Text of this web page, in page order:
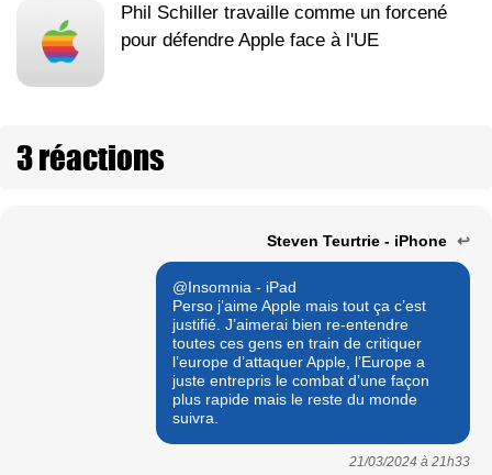
Phil Schiller travaille comme un forcené
pour défendre Apple face à l'UE
3 réactions
Steven Teurtrie - iPhone ↩
@Insomnia - iPad
Perso j’aime Apple mais tout ça c’est
justifié. J’aimerai bien re-entendre
toutes ces gens en train de critiquer
l’europe d’attaquer Apple, l’Europe a
juste entrepris le combat d’une façon
plus rapide mais le reste du monde
suivra.
21/03/2024 à 21h33